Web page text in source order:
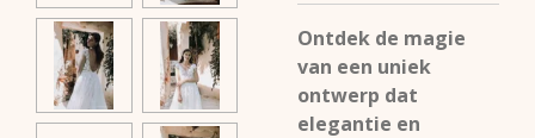
Ontdek de magie
van een uniek
ontwerp dat
elegantie en